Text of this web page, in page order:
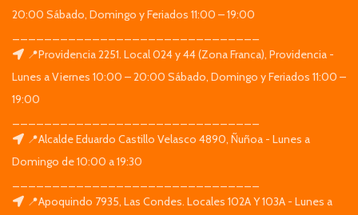
20:00 Sábado, Domingo y Feriados 11:00 – 19:00
📍Providencia 2251. Local 024 y 44 (Zona Franca), Providencia -
Lunes a Viernes 10:00 – 20:00 Sábado, Domingo y Feriados 11:00 –
19:00
📍Alcalde Eduardo Castillo Velasco 4890, Ñuñoa - Lunes a
Domingo de 10:00 a 19:30
📍Apoquindo 7935, Las Condes. Locales 102A Y 103A - Lunes a